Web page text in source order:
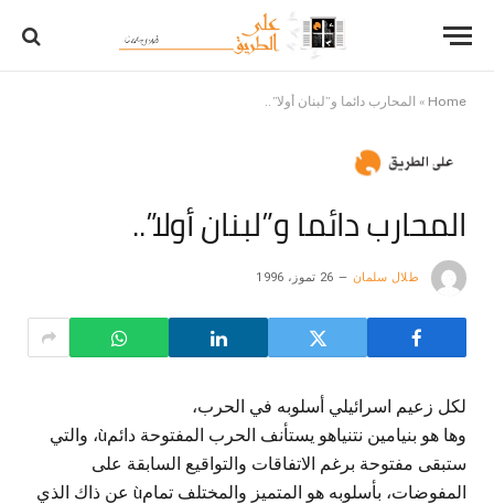
Home
» المحارب دائما و”لبنان أولا”..
المحارب دائما و”لبنان أولا”..
طلال سلمان 26 تموز، 1996
لكل زعيم اسرائيلي أسلوبه في الحرب،
وها هو بنيامين نتنياهو يستأنف الحرب المفتوحة دائمù، والتي
ستبقى مفتوحة برغم الاتفاقات والتواقيع السابقة على
المفوضات، بأسلوبه هو المتميز والمختلف تمامù عن ذاك الذي